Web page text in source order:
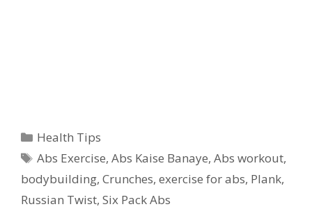
Categories
Health Tips
Tags
Abs Exercise,Abs Kaise Banaye,Abs workout,
bodybuilding, Crunches, exercise for abs, Plank,
Russian Twist, Six Pack Abs